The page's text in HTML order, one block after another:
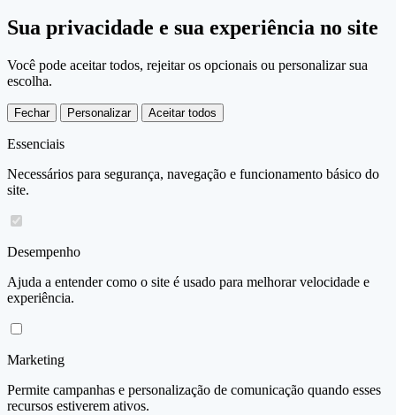
Sua privacidade e sua experiência no site
Você pode aceitar todos, rejeitar os opcionais ou personalizar sua
escolha.
Fechar Personalizar Aceitar todos
Essenciais
Necessários para segurança, navegação e funcionamento básico do
site.
Desempenho
Ajuda a entender como o site é usado para melhorar velocidade e
experiência.
Marketing
Permite campanhas e personalização de comunicação quando esses
recursos estiverem ativos.